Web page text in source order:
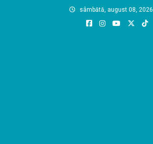
sâmbătă, august 08, 2026